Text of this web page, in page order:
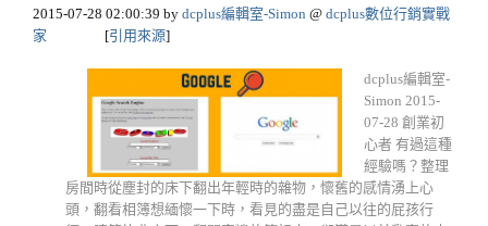
2015-07-28 02:00:39 by dcplus編輯室-Simon @ dcplus數位行銷實戰
家
[引用來源]
dcplus編輯室-
Simon 2015-
07-28 創業初
心者 有過這種
經驗嗎？整理
房間時從塵封的床下翻出年輕時的雜物，懷舊的感情湧上心
頭，翻看相簿想緬懷一下時，看見的盡是自己以往的屁孩行